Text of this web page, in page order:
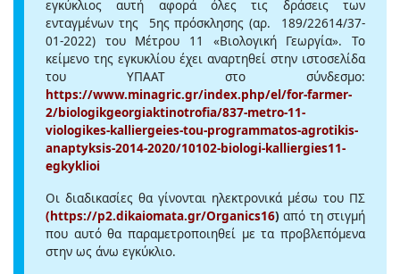
εγκύκλιος αυτή αφορά όλες τις δράσεις των
ενταγμένων της 5ης πρόσκλησης (αρ. 189/22614/37-
01-2022) του Μέτρου 11 «Βιολογική Γεωργία». Το
κείμενο της εγκυκλίου έχει αναρτηθεί στην ιστοσελίδα
του ΥΠΑΑΤ στο σύνδεσμο:
https://www.minagric.gr/index.php/el/for-farmer-
2/biologikgeorgiaktinotrofia/837-metro-11-
viologikes-kalliergeies-tou-programmatos-agrotikis-
anaptyksis-2014-2020/10102-biologi-kalliergies11-
egkyklioi
Οι διαδικασίες θα γίνονται ηλεκτρονικά μέσω του ΠΣ
(https://p2.dikaiomata.gr/Organics16) από τη στιγμή
που αυτό θα παραμετροποιηθεί με τα προβλεπόμενα
στην ως άνω εγκύκλιο.